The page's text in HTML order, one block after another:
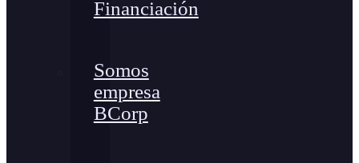
Financiación
Somos
empresa
BCorp